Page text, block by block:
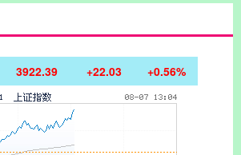
3922.36 +22.01 +0.56%